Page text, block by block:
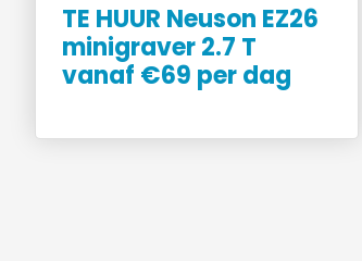
TE HUUR Neuson EZ26
minigraver 2.7 T
vanaf €69 per dag